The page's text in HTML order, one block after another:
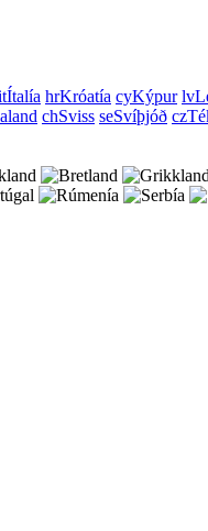
Ítalía hrKróatía cyKýpur lv
chSviss seSvíþjóð cz